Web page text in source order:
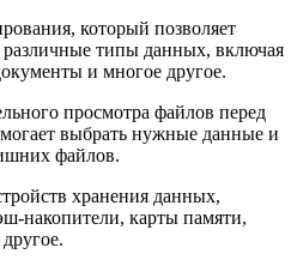
который позволяет
различные типы данных, включая
и многое другое.
просмотра файлов перед
выбрать нужные данные и
файлов.
хранения данных,
накопители, карты памяти,